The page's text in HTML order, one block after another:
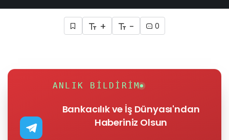
+ - 0
ANLIK BILDIRIM
Bankacılık ve İş Dünyası'ndan
Haberiniz Olsun